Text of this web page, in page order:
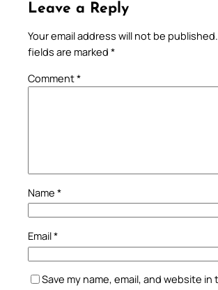
Leave a Reply
Your email address will not be published.
fields are marked *
Comment*
Name *
Email*
Save my name, email, and website